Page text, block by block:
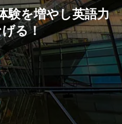
験を増やし英語力
る！